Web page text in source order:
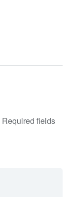
Required fields